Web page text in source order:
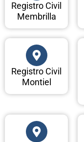
Registro Civil
Membrilla
Registro Civil
Montiel